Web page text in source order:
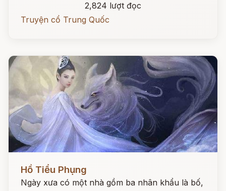
2,824 lượt đọc
Truyện cổ Trung Quốc
Đọc ngay
Hồ Tiểu Phụng
Ngày xưa có một nhà gồm ba nhân khẩu là bố,